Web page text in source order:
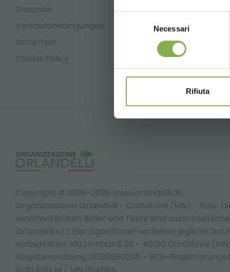
Necessari
Rifiuta
Garantie
Verkaufsbedingungen
Sicherheit
Cookie Policy
Anfrage
+39 3457719939
Anfrage
Versand.
Copyright © 2009-2026 www.orlandelli.de
Organizzazione Orlandelli - Curtatone (MN) - Italy.
veröffentlichten Bilder und Texte sind
Orlandelli s.r.l. Der Eigentümer verbietet jegliche
vorbehalten. Via Lombardi 26 - 46010 Curtatone
Abgabenordnung 01333580205 - REA-